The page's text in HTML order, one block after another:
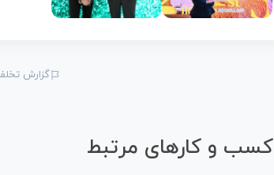
گزارش
کسب و کارهای مرتبط